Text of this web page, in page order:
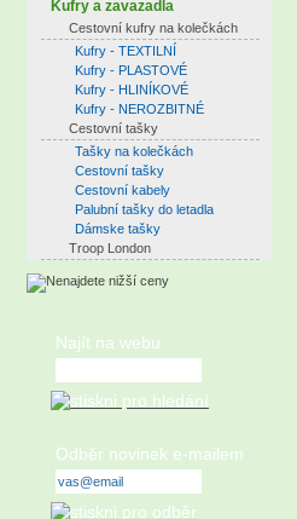
Kufry a zavazadla
Cestovní kufry na kolečkách
Kufry - TEXTILNÍ
Kufry - PLASTOVÉ
Kufry - HLINÍKOVÉ
Kufry - NEROZBITNÉ
Cestovní tašky
Tašky na kolečkách
Cestovní tašky
Cestovní kabely
Palubní tašky do letadla
Dámske tašky
Troop London
Najít na webu
Odběr novinek e-mailem